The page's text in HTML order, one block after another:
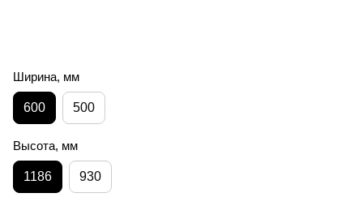
Ширина, мм
600 500
Высота, мм
1186 930